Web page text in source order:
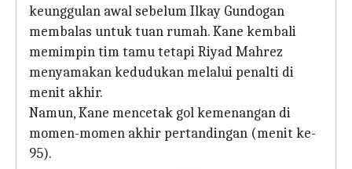
keunggulan awal sebelum Ilkay Gundogan
membalas untuk tuan rumah. Kane kembali
memimpin tim tamu tetapi Riyad Mahrez
menyamakan kedudukan melalui penalti di
menit akhir.
Namun, Kane mencetak gol kemenangan di
momen-momen akhir pertandingan (menit ke-
95).